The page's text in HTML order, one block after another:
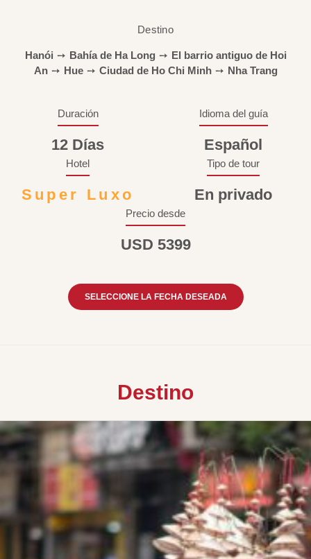
Destino
Hanói ➙ Bahía de Ha Long ➙ El barrio antiguo de Hoi
An ➙ Hue ➙ Ciudad de Ho Chi Minh ➙ Nha Trang
Duración
12 Días
Idioma del guía
Español
Hotel
Super Luxo
Tipo de tour
En privado
Precio desde
USD 5399
SELECCIONE LA FECHA DESEADA
Destino